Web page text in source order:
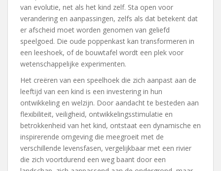
van evolutie, net als het kind zelf. Sta open voor
verandering en aanpassingen, zelfs als dat betekent dat
er afscheid moet worden genomen van geliefd
speelgoed. Die oude poppenkast kan transformeren in
een leeshoek, of de bouwtafel wordt een plek voor
wetenschappelijke experimenten.
Het creëren van een speelhoek die zich aanpast aan de
leeftijd van een kind is een investering in hun
ontwikkeling en welzijn. Door aandacht te besteden aan
flexibiliteit, veiligheid, ontwikkelingsstimulatie en
betrokkenheid van het kind, ontstaat een dynamische en
inspirerende omgeving die meegroeit met de
verschillende levensfasen, vergelijkbaar met een rivier
die zich voortdurend een weg baant door een